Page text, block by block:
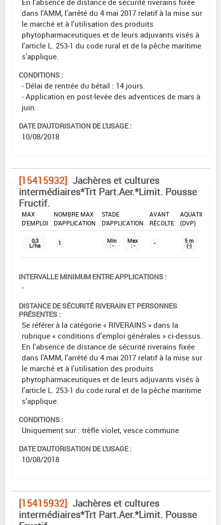
En l'absence de distance de sécurité riverains fixée
dans l'AMM, l'arrêté du 4 mai 2017 relatif à la mise sur
le marché et à l'utilisation des produits
phytopharmaceutiques et de leurs adjuvants visés à
l'article L. 253-1 du code rural et de la pêche maritime
s'applique.
CONDITIONS :
- Délai de rentrée du bétail : 14 jours.
- Application en post-levée des adventices de mars à
juin.
DATE D'AUTORISATION DE L'USAGE :
10/08/2018
[15415932] Jachères et cultures
intermédiaires*Trt Part.Aer.*Limit. Pousse
Fructif.
DOSE
MAX
D'EMPLOI
NOMBRE MAX
D'APPLICATION
STADE
D'APPLICATION
AVANT
RÉCOLTE
AQUATIQUE
(DVP)
0,3
L/ha 1 Min
: -
Max
: - - 5 m
(-)
INTERVALLE MINIMUM ENTRE APPLICATIONS :
-
DISTANCE DE SÉCURITÉ RIVERAIN ET PERSONNES
PRÉSENTES :
Se référer à la catégorie « RIVERAINS » dans la
rubrique « conditions d'emploi générales » ci-dessus.
En l'absence de distance de sécurité riverains fixée
dans l'AMM, l'arrêté du 4 mai 2017 relatif à la mise sur
le marché et à l'utilisation des produits
phytopharmaceutiques et de leurs adjuvants visés à
l'article L. 253-1 du code rural et de la pêche maritime
s'applique.
CONDITIONS :
Uniquement sur : trèfle violet, vesce commune
DATE D'AUTORISATION DE L'USAGE :
10/08/2018
[15415932] Jachères et cultures
intermédiaires*Trt Part.Aer.*Limit. Pousse